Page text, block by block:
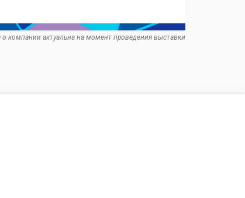
компании актуальна на момент проведения выставки